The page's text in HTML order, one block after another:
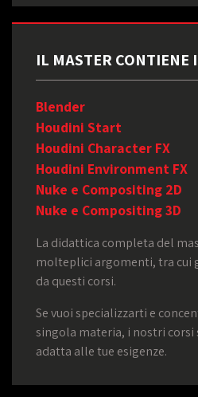
IL MASTER CONTIENE
Blender
Houdini Start
Houdini Character FX
Houdini Environment FX
Nuke e Compositing 2D
Nuke e Compositing 3D
La didattica completa del
molteplici argomenti, tra
da questi corsi.
Se vuoi specializzarti e
singola materia, i nostri corsi
adatta alle tue esigenze.